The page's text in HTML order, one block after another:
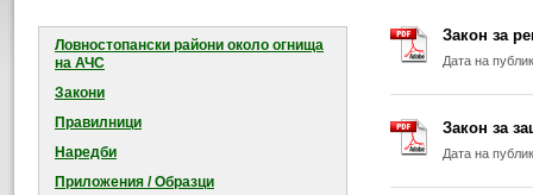
Ловностопански райони около огнищa
на АЧС
Закони
Правилници
Наредби
Приложения / Образци
Закон за
Дата на
Закон за
Дата на